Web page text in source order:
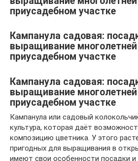
приусадебном участке
Кампанула садовая:
выращивание
приусадебном участке
Кампанула садовая:
выращивание
приусадебном участке
Кампанула или садовый
культура, которая даёт
композицию цветника. У этого
пригодных для выращивания в
имеют свои особенности посадки и